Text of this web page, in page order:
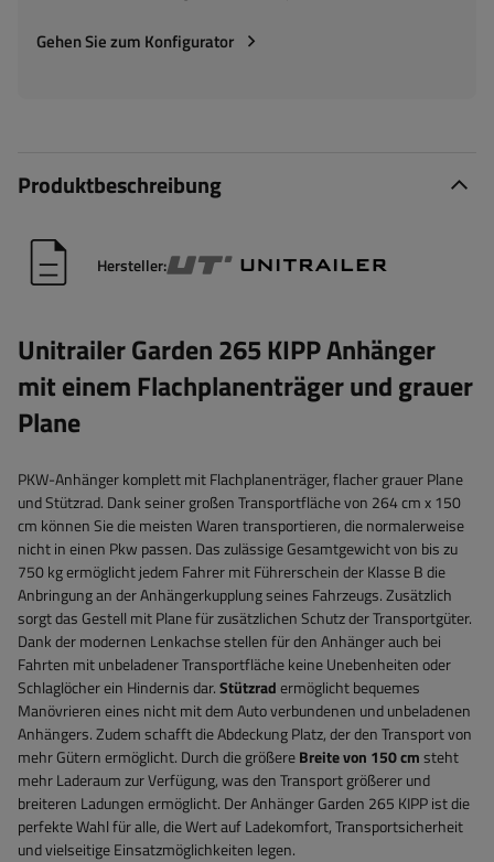
Gehen Sie zum Konfigurator
Produktbeschreibung
Hersteller:
Unitrailer Garden 265 KIPP Anhänger
mit einem Flachplanenträger und grauer
Plane
PKW-Anhänger komplett mit Flachplanenträger, flacher grauer Plane
und Stützrad. Dank seiner großen Transportfläche von 264 cm x 150
cm können Sie die meisten Waren transportieren, die normalerweise
nicht in einen Pkw passen. Das zulässige Gesamtgewicht von bis zu
750 kg ermöglicht jedem Fahrer mit Führerschein der Klasse B die
Anbringung an der Anhängerkupplung seines Fahrzeugs. Zusätzlich
sorgt das Gestell mit Plane für zusätzlichen Schutz der Transportgüter.
Dank der modernen Lenkachse stellen für den Anhänger auch bei
Fahrten mit unbeladener Transportfläche keine Unebenheiten oder
Schlaglöcher ein Hindernis dar.Stützradermöglicht bequemes
Manövrieren eines nicht mit dem Auto verbundenen und unbeladenen
Anhängers. Zudem schafft die Abdeckung Platz, der den Transport von
mehr Gütern ermöglicht. Durch die größereBreite von 150 cmsteht
mehr Laderaum zur Verfügung, was den Transport größerer und
breiteren Ladungen ermöglicht. Der Anhänger Garden 265 KIPP ist die
perfekte Wahl für alle, die Wert auf Ladekomfort, Transportsicherheit
und vielseitige Einsatzmöglichkeiten legen.